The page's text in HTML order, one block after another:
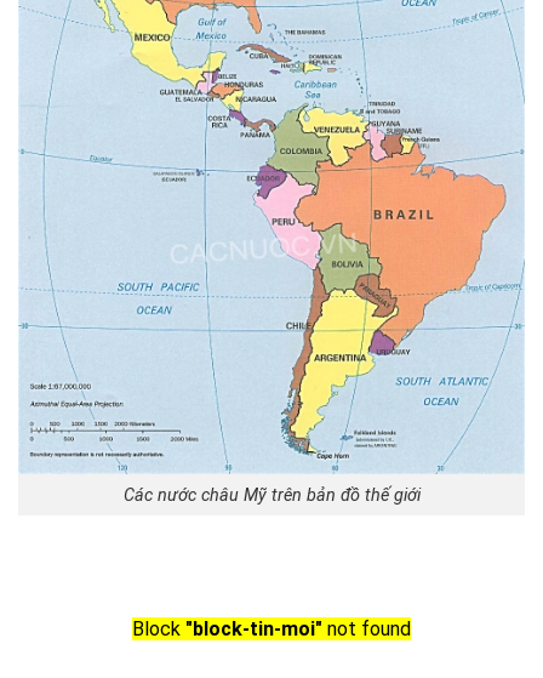
Các nước châu Mỹ trên bản đồ thế giới
Block "block-tin-moi" not found